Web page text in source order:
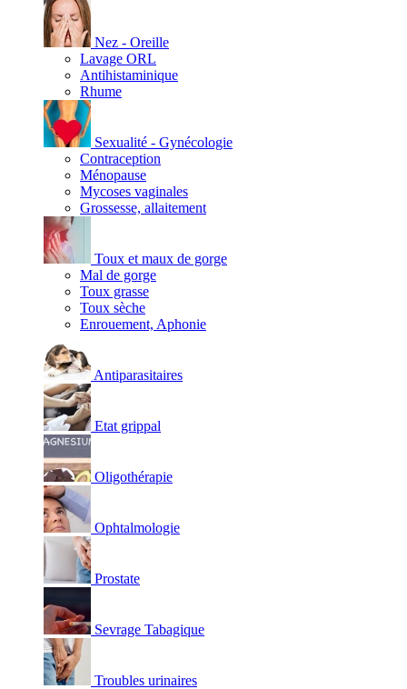
Nez - Oreille
Lavage ORL
Antihistaminique
Rhume
Sexualité - Gynécologie
Contraception
Ménopause
Mycoses vaginales
Grossesse, allaitement
Toux et maux de gorge
Mal de gorge
Toux grasse
Toux sèche
Enrouement, Aphonie
Antiparasitaires
Etat grippal
Oligothérapie
Ophtalmologie
Prostate
Sevrage Tabagique
Troubles urinaires